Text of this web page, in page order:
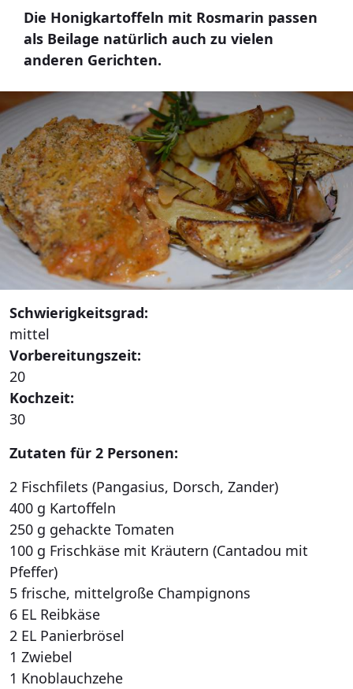
Die Honigkartoffeln mit Rosmarin passen
als Beilage natürlich auch zu vielen
anderen Gerichten.
Schwierigkeitsgrad:
mittel
Vorbereitungszeit:
20
Kochzeit:
30
Zutaten für 2 Personen:
2 Fischfilets (Pangasius, Dorsch, Zander)
400 g Kartoffeln
250 g gehackte Tomaten
100 g Frischkäse mit Kräutern (Cantadou mit
Pfeffer)
5 frische, mittelgroße Champignons
6 EL Reibkäse
2 EL Panierbrösel
1 Zwiebel
1 Knoblauchzehe